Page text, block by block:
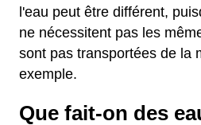
l'eau peut être différent,
ne nécessitent pas les
sont pas transportées de la
exemple.
Que fait-on des